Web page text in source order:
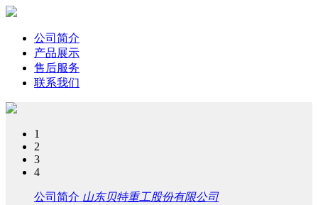
公司简介
产品展示
售后服务
联系我们
1
2
3
4
公司简介 山东贝特重工股份有限公司